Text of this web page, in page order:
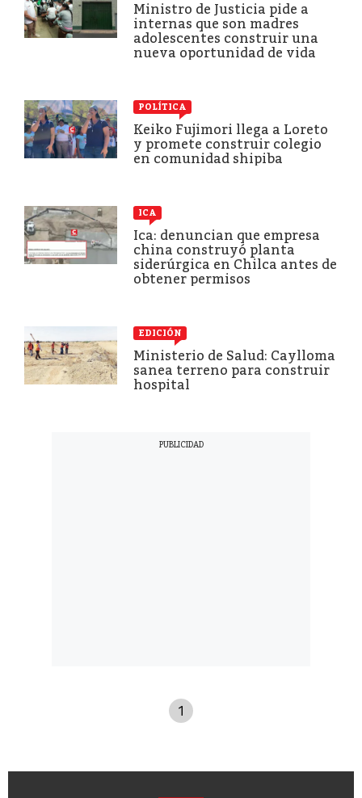
Ministro de Justicia pide a
internas que son madres
adolescentes construir una
nueva oportunidad de vida
POLÍTICA
Keiko Fujimori llega a Loreto
y promete construir colegio
en comunidad shipiba
ICA
Ica: denuncian que empresa
china construyó planta
siderúrgica en Chilca antes de
obtener permisos
EDICIÓN
Ministerio de Salud: Caylloma
sanea terreno para construir
hospital
1